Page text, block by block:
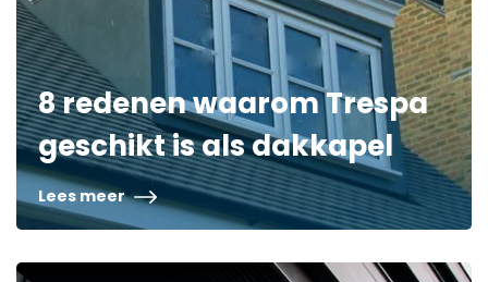
8 redenen waarom Trespa
geschikt is als dakkapel
Lees meer